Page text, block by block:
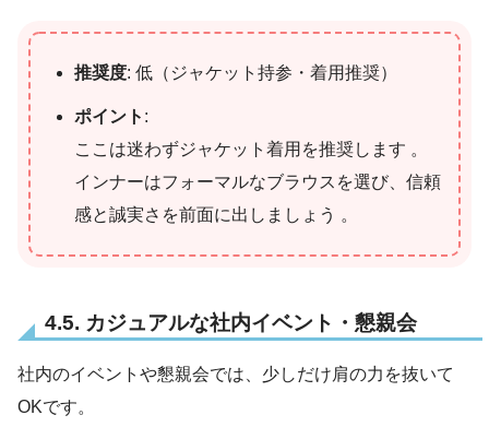
推奨度: 低（ジャケット持参・着用推奨）
ポイント :
ここは迷わずジャケット着用を推奨します 。
インナーはフォーマルなブラウスを選び、信頼
感と誠実さを前面に出しましょう 。
4.5. カジュアルな社内イベント・懇親会
社内のイベントや懇親会では、少しだけ肩の力を抜いて
OKです。